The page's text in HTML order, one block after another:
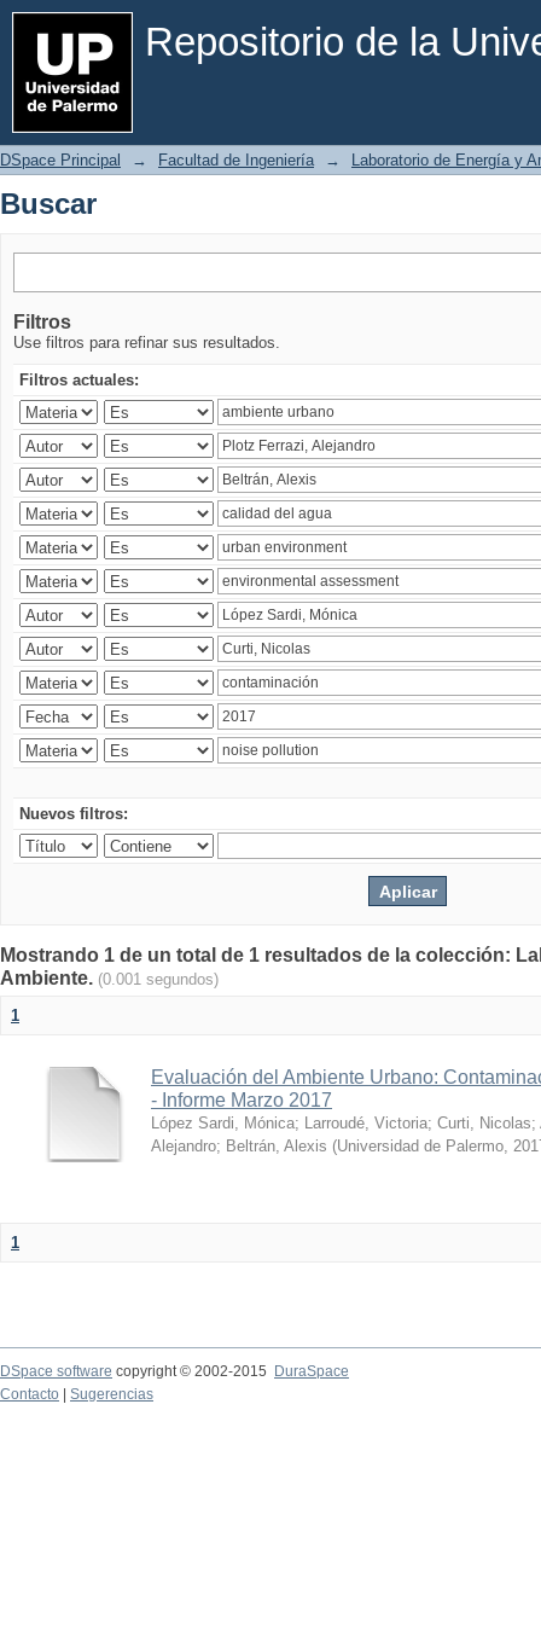
Repositorio de la
Buscar
DSpace Principal → Facultad de Ingeniería → Laboratorio de Energía y
Buscar
Filtros
Use filtros para refinar sus resultados.
Filtros actuales:
Nuevos filtros:
Mostrando 1 de un total de 1 resultados de la colección:
Ambiente. (0.001 segundos)
1
Evaluación del Ambiente Urbano:
- Informe Marzo 2017
López Sardi, Mónica; Larroudé, Victoria; Curti, Nicolas;
Alejandro; Beltrán, Alexis (Universidad de Palermo,
1
DSpace software copyright © 2002-2015
DuraSpace
Contacto
Sugerencias